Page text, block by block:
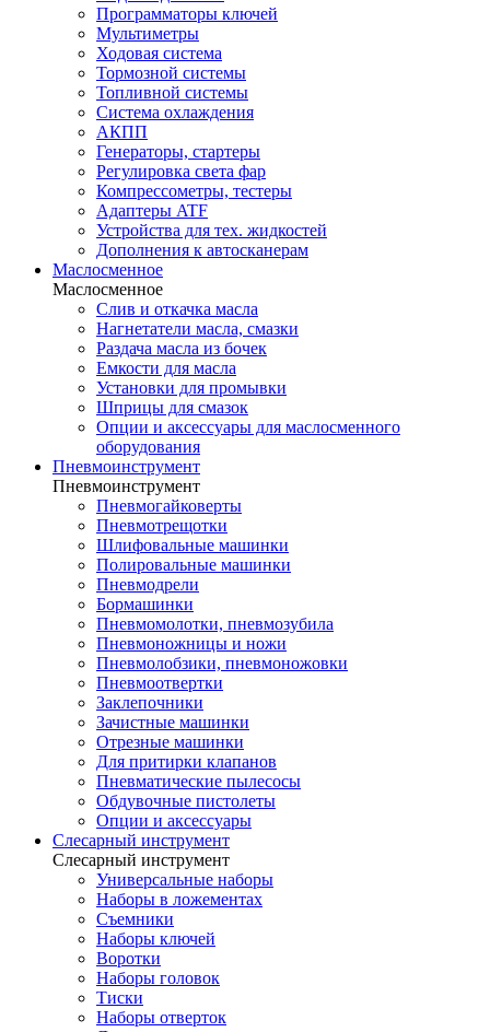
Программаторы ключей
Мультиметры
Ходовая система
Тормозной системы
Топливной системы
Система охлаждения
АКПП
Генераторы, стартеры
Регулировка света фар
Компрессометры, тестеры
Адаптеры ATF
Устройства для тех. жидкостей
Дополнения к автосканерам
Маслосменное
Маслосменное
Слив и откачка масла
Нагнетатели масла, смазки
Раздача масла из бочек
Емкости для масла
Установки для промывки
Шприцы для смазок
Опции и аксессуары для маслосменного
оборудования
Пневмоинструмент
Пневмоинструмент
Пневмогайковерты
Пневмотрещотки
Шлифовальные машинки
Полировальные машинки
Пневмодрели
Бормашинки
Пневмомолотки, пневмозубила
Пневмоножницы и ножи
Пневмолобзики, пневмоножовки
Пневмоотвертки
Заклепочники
Зачистные машинки
Отрезные машинки
Для притирки клапанов
Пневматические пылесосы
Обдувочные пистолеты
Опции и аксессуары
Слесарный инструмент
Слесарный инструмент
Универсальные наборы
Наборы в ложементах
Съемники
Наборы ключей
Воротки
Наборы головок
Тиски
Наборы отверток